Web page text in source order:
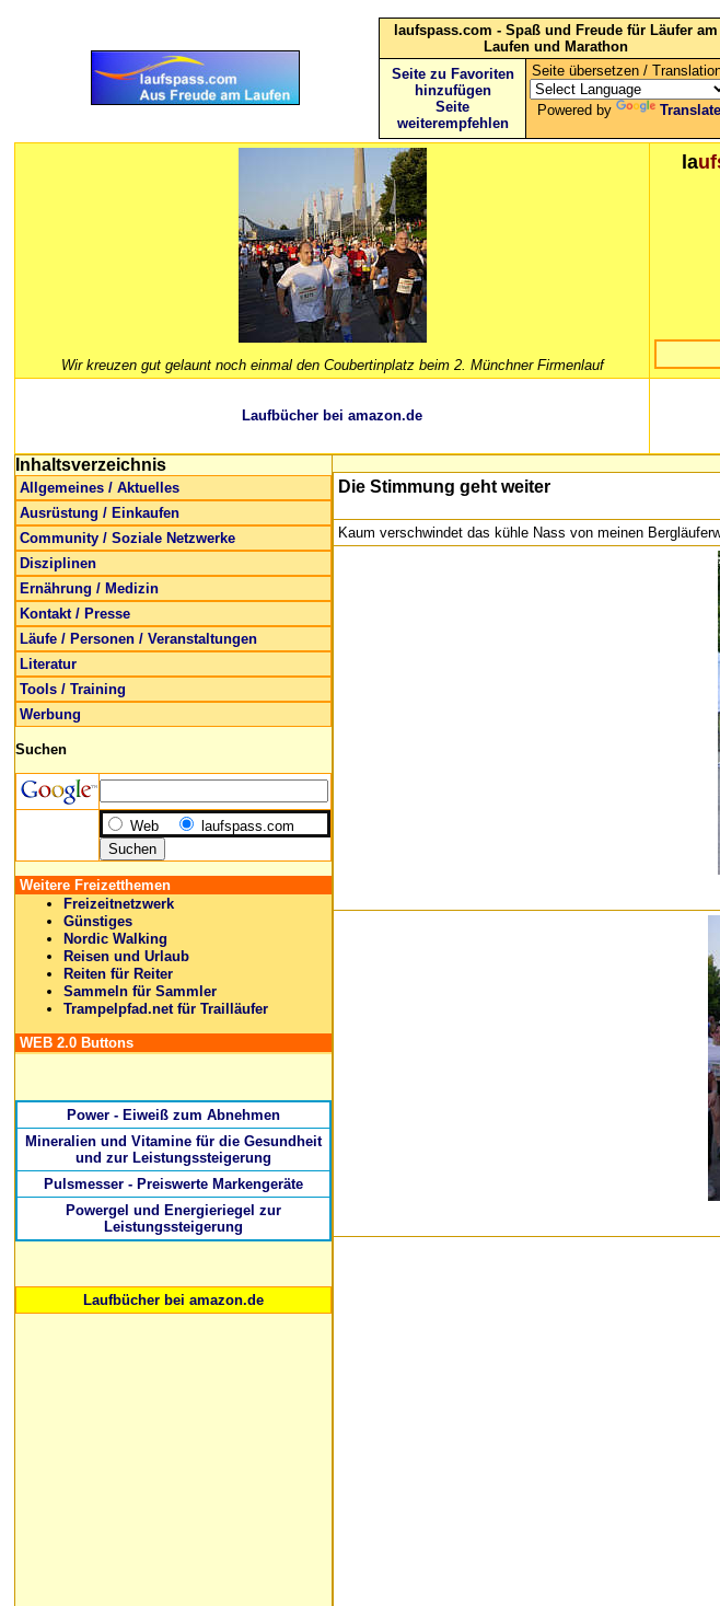
laufspass.com - Spaß und Freude für Läufer am
Laufen und Marathon
Seite zu Favoriten
hinzufügen
Seite
weiterempfehlen
Seite übersetzen /
Powered by Translate
Wir kreuzen gut gelaunt noch einmal den Coubertinplatz beim 2. Münchner Firmenlauf
la
Laufbücher bei amazon.de
Inhaltsverzeichnis
Allgemeines / Aktuelles
Ausrüstung / Einkaufen
Community / Soziale Netzwerke
Disziplinen
Ernährung / Medizin
Kontakt / Presse
Läufe / Personen / Veranstaltungen
Literatur
Tools / Training
Werbung
Suchen
Web laufspass.com
Weitere Freizetthemen
Freizeitnetzwerk
Günstiges
Nordic Walking
Reisen und Urlaub
Reiten für Reiter
Sammeln für Sammler
Trampelpfad.net für Trailläufer
WEB 2.0 Buttons
Power - Eiweiß zum Abnehmen
Mineralien und Vitamine für die Gesundheit
und zur Leistungssteigerung
Pulsmesser - Preiswerte Markengeräte
Powergel und Energieriegel zur
Leistungssteigerung
Laufbücher bei amazon.de
Die Stimmung geht weiter
Kaum verschwindet das kühle Nass von meinen